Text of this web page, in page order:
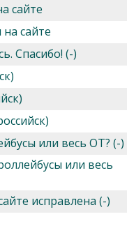
сайте
сайте
Спасибо! (-)
или весь ОТ? (-)
или весь
исправлена (-)